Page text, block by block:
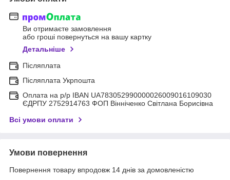
Ви отримаєте замовлення
або гроші повернуться на вашу картку
Детальніше
Післяплата
Післяплата Укрпошта
Оплата на р/р IBAN UA783052990000026009016109030
ЄДРПУ 2752914763 ФОП Вінніченко Світлана Борисівна
Всі умови оплати
Умови повернення
Повернення товару впродовж 14 днів за домовленістю